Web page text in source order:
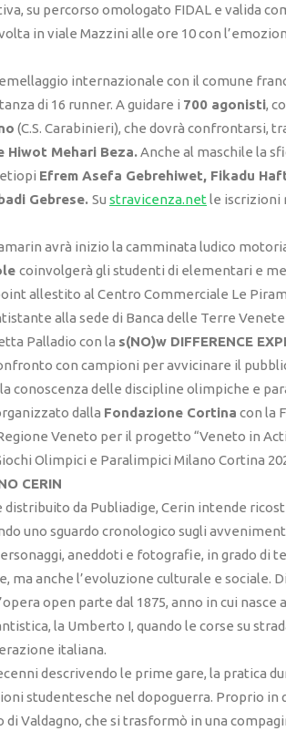
su percorso omologato FIDAL e valida
in viale Mazzini alle ore 10 con
internazionale con il comune
di 16 runner. A guidare i 700 agonisti,
(C.S. Carabinieri), che dovrà confrontarsi,
Hiwot Mehari Beza.Anche al maschile la
Efrem Asefa Gebrehiwet, Fikadu
Gebrese. Su stravicenza.net le iscrizioni
avrà inizio la camminata ludico
coinvolgerà gli studenti di elementari e
allestito al Centro Commerciale Le
alla sede di Banca delle Terre Venete
Palladio con la s(NO)w DIFFERENCE
con campioni per avvicinare il
conoscenza delle discipline olimpiche e
dalla Fondazione Cortina con la
Veneto per il progetto “Veneto in
Olimpici e Paralimpici Milano Cortina
CERIN
da Publiadige, Cerin intende
uno sguardo cronologico sugli
aneddoti e fotografie, in grado di
ma anche l’evoluzione culturale e sociale.
open parte dal 1875, anno in cui nasce
la Umberto I, quando le corse su
italiana.
descrivendo le prime gare, la pratica
studentesche nel dopoguerra. Proprio in
Valdagno, che si trasformò in una